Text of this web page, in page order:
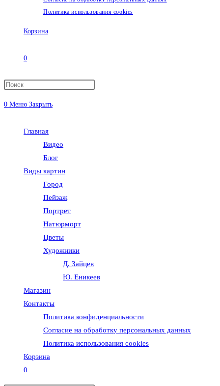
Политика использования cookies
Корзина
0
Переключить
0 Меню Закрыть
Главная
Видео
Блог
Виды картин
Город
Пейзаж
Портрет
Натюрморт
Цветы
Художники
Д. Зайцев
Ю. Еникеев
Магазин
Контакты
Политика конфиденциальности
Согласие на обработку персональных данных
Политика использования cookies
Корзина
0